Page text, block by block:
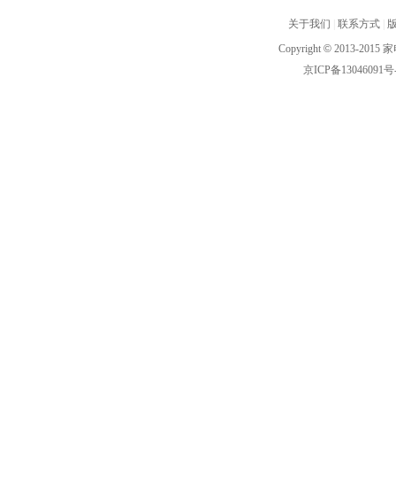
关于我们 联系方式
Copyright © 2013-2015
京ICP备13046091号